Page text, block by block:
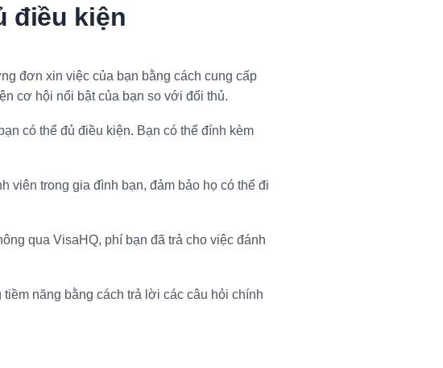
điều kiện
đơn xin việc của bạn bằng cách cung cấp
cơ hội nổi bật của bạn so với đối thủ.
có thể đủ điều kiện. Bạn có thể đính kèm
viên trong gia đình bạn, đảm bảo họ có thể đi
qua VisaHQ, phí bạn đã trả cho việc đánh
năng bằng cách trả lời các câu hỏi chính